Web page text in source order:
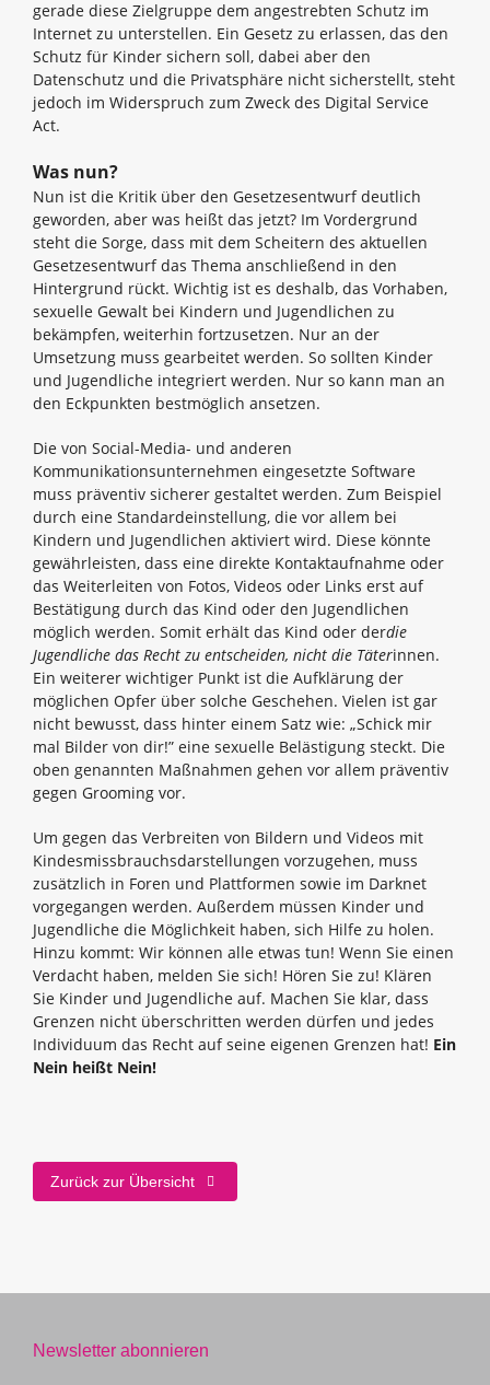
gerade diese Zielgruppe dem angestrebten Schutz im
Internet zu unterstellen. Ein Gesetz zu erlassen, das den
Schutz für Kinder sichern soll, dabei aber den
Datenschutz und die Privatsphäre nicht sicherstellt, steht
jedoch im Widerspruch zum Zweck des Digital Service
Act.
Was nun?
Nun ist die Kritik über den Gesetzesentwurf deutlich
geworden, aber was heißt das jetzt? Im Vordergrund
steht die Sorge, dass mit dem Scheitern des aktuellen
Gesetzesentwurf das Thema anschließend in den
Hintergrund rückt. Wichtig ist es deshalb, das Vorhaben,
sexuelle Gewalt bei Kindern und Jugendlichen zu
bekämpfen, weiterhin fortzusetzen. Nur an der
Umsetzung muss gearbeitet werden. So sollten Kinder
und Jugendliche integriert werden. Nur so kann man an
den Eckpunkten bestmöglich ansetzen.
Die von Social-Media- und anderen
Kommunikationsunternehmen eingesetzte Software
muss präventiv sicherer gestaltet werden. Zum Beispiel
durch eine Standardeinstellung, die vor allem bei
Kindern und Jugendlichen aktiviert wird. Diese könnte
gewährleisten, dass eine direkte Kontaktaufnahme oder
das Weiterleiten von Fotos, Videos oder Links erst auf
Bestätigung durch das Kind oder den Jugendlichen
möglich werden. Somit erhält das Kind oder derdie
Jugendliche das Recht zu entscheiden, nicht die Täterinnen.
Ein weiterer wichtiger Punkt ist die Aufklärung der
möglichen Opfer über solche Geschehen. Vielen ist gar
nicht bewusst, dass hinter einem Satz wie: „Schick mir
mal Bilder von dir!” eine sexuelle Belästigung steckt. Die
oben genannten Maßnahmen gehen vor allem präventiv
gegen Grooming vor.
Um gegen das Verbreiten von Bildern und Videos mit
Kindesmissbrauchsdarstellungen vorzugehen, muss
zusätzlich in Foren und Plattformen sowie im Darknet
vorgegangen werden. Außerdem müssen Kinder und
Jugendliche die Möglichkeit haben, sich Hilfe zu holen.
Hinzu kommt: Wir können alle etwas tun! Wenn Sie einen
Verdacht haben, melden Sie sich! Hören Sie zu! Klären
Sie Kinder und Jugendliche auf. Machen Sie klar, dass
Grenzen nicht überschritten werden dürfen und jedes
Individuum das Recht auf seine eigenen Grenzen hat! Ein
Nein heißt Nein!
Zurück zur Übersicht
Newsletter abonnieren